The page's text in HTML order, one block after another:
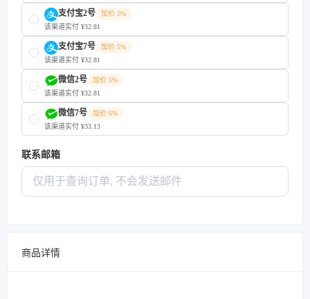
支付宝2号
加价 5%
该渠道实付 ¥32.81
支付宝7号
加价 5%
该渠道实付 ¥32.81
微信2号
加价 5%
该渠道实付 ¥32.81
微信7号
加价 6%
该渠道实付 ¥33.13
联系邮箱
商品详情